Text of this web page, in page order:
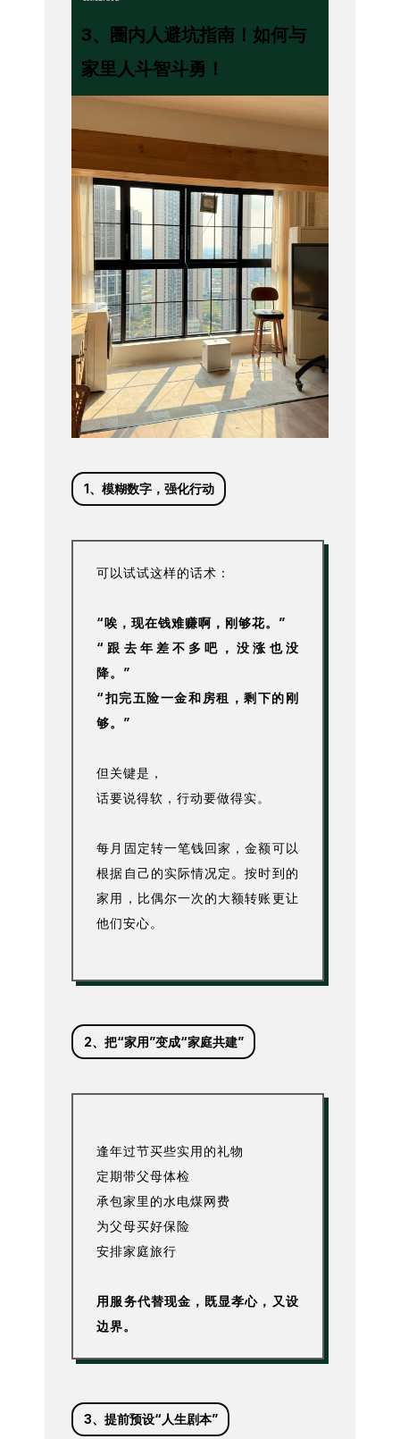
3、
圈内人避坑指南！如何与
家里人斗智斗勇！
1、模糊数字，强化行动
可以试试这样的话术：
“唉，现在钱难赚啊，刚够花。”
“跟去年差不多吧，没涨也没
降。”
“扣完五险一金和房租，剩下的刚
够。”
但关键是，
话要说得软，行动要做得实。
每月固定转一笔钱回家，金额可以
根据自己的实际情况定。按时到的
家用，比偶尔一次的大额转账更让
他们安心。
2、把“家用”变成“家庭共建”
逢年过节买些实用的礼物
定期带父母体检
承包家里的水电煤网费
为父母买好保险
安排家庭旅行
用服务代替现金，既显孝心，又设
边界。
3、提前预设“人生剧本”